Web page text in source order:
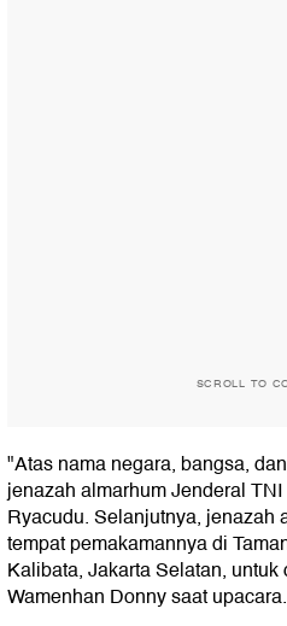
SCROLL TO
"Atas nama negara, bangsa,
jenazah almarhum Jenderal
Ryacudu. Selanjutnya, jenazah
tempat pemakamannya di
Kalibata, Jakarta Selatan,
Wamenhan Donny saat upacara.